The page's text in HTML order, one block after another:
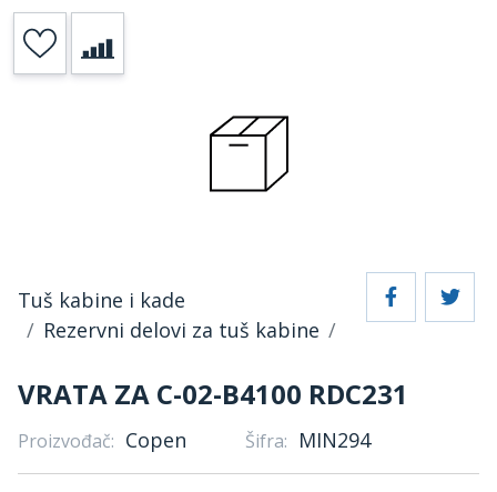
Tuš kabine i kade
Rezervni delovi za tuš kabine
VRATA ZA C-02-B4100 RDC231
Proizvođač: Copen Šifra: MIN294